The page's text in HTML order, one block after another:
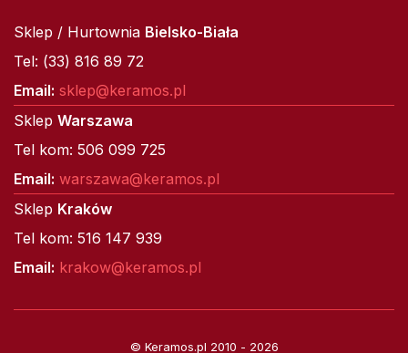
Sklep / Hurtownia Bielsko-Biała
Tel: (33) 816 89 72
Email: sklep@keramos.pl
Sklep Warszawa
Tel kom: 506 099 725
Email: warszawa@keramos.pl
Sklep Kraków
Tel kom: 516 147 939
Email: krakow@keramos.pl
© Keramos.pl 2010 - 2026